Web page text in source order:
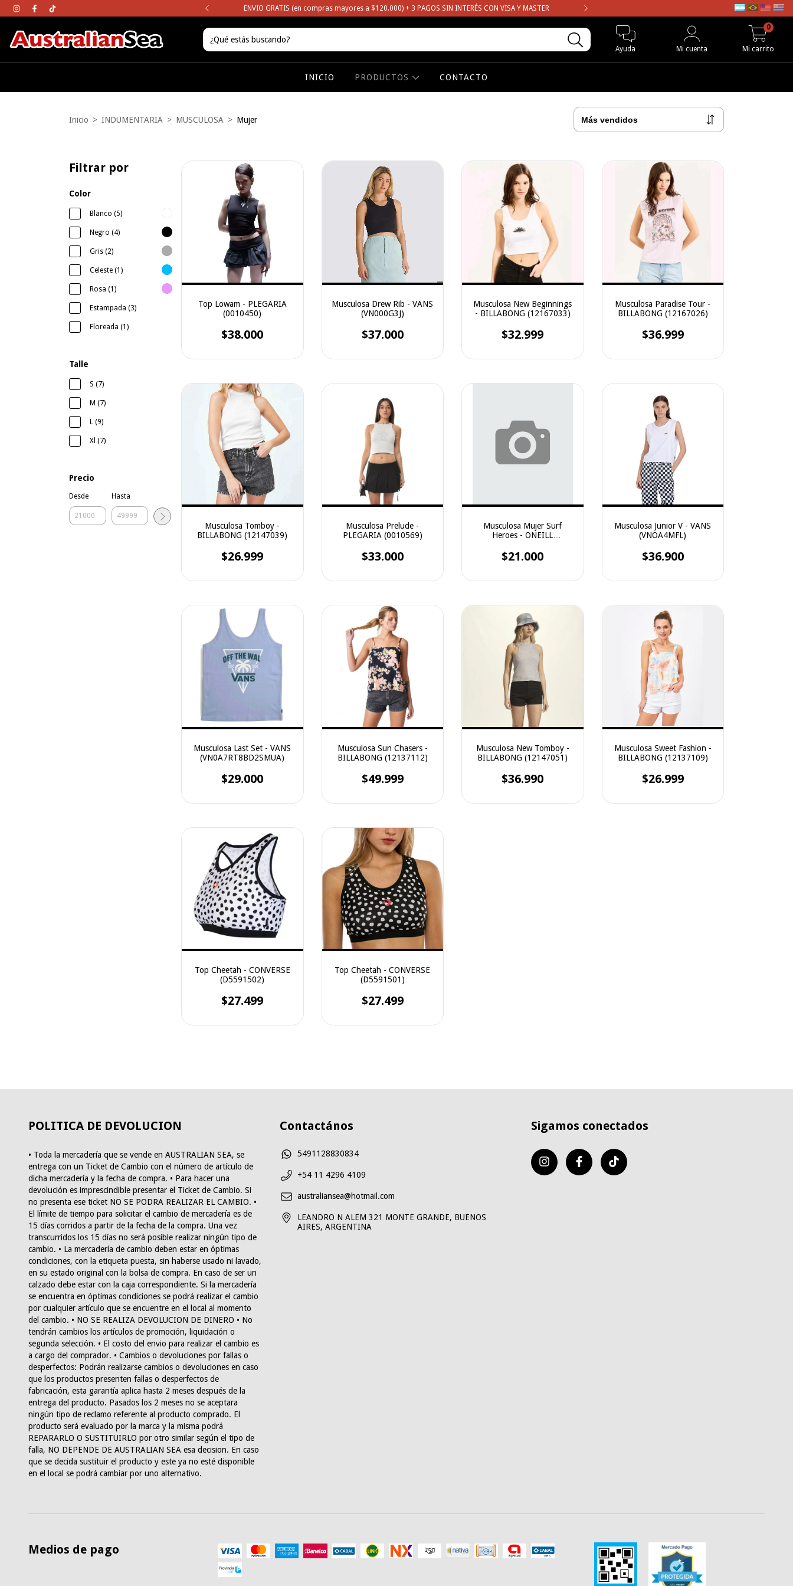
mayores a los $120.000 ENVIO GRATIS (en compras mayores a $120.000) + 3 PAGOS SIN INTERÉS CON VISA Y MASTER ENVIO GRATIS en compras
Ayuda Mi cuenta Mi carrito
0
INICIO PRODUCTOS CONTACTO
Inicio > INDUMENTARIA > MUSCULOSA > Mujer
Filtrar por
Color
Blanco (5)
Negro (4)
Gris (2)
Celeste (1)
Rosa (1)
Estampada (3)
Floreada (1)
Talle
S (7)
M (7)
L (9)
Xl (7)
Precio
Desde Hasta
Top Lowam - PLEGARIA
(0010450)
$38.000
Musculosa Drew Rib - VANS
(VN000G3J)
$37.000
Musculosa New Beginnings
- BILLABONG (12167033)
$32.999
Musculosa Paradise Tour -
BILLABONG (12167026)
$36.999
Musculosa Tomboy -
BILLABONG (12147039)
$26.999
Musculosa Prelude -
PLEGARIA (0010569)
$33.000
Musculosa Mujer Surf
Heroes - ONEILL
$21.000
Musculosa Junior V - VANS
(VNOA4MFL)
$36.900
Musculosa Last Set - VANS
(VN0A7RT8BD2SMUA)
$29.000
Musculosa Sun Chasers -
BILLABONG (12137112)
$49.999
Musculosa New Tomboy -
BILLABONG (12147051)
$36.990
Musculosa Sweet Fashion -
BILLABONG (12137109)
$26.999
Top Cheetah - CONVERSE
(D5591502)
$27.499
Top Cheetah - CONVERSE
(D5591501)
$27.499
POLITICA DE DEVOLUCION
• Toda la mercadería que se vende en AUSTRALIAN SEA, se
entrega con un Ticket de Cambio con el número de artículo de
dicha mercadería y la fecha de compra. • Para hacer una
devolución es imprescindible presentar el Ticket de Cambio. Si
no presenta ese ticket NO SE PODRA REALIZAR EL CAMBIO. •
El límite de tiempo para solicitar el cambio de mercadería es de
15 días corridos a partir de la fecha de la compra. Una vez
transcurridos los 15 días no será posible realizar ningún tipo de
cambio. • La mercadería de cambio deben estar en óptimas
condiciones, con la etiqueta puesta, sin haberse usado ni lavado,
en su estado original con la bolsa de compra. En caso de ser un
calzado debe estar con la caja correspondiente. Si la mercadería
se encuentra en óptimas condiciones se podrá realizar el cambio
por cualquier artículo que se encuentre en el local al momento
del cambio. • NO SE REALIZA DEVOLUCION DE DINERO • No
tendrán cambios los artículos de promoción, liquidación o
segunda selección. • El costo del envio para realizar el cambio es
a cargo del comprador. • Cambios o devoluciones por fallas o
desperfectos: Podrán realizarse cambios o devoluciones en caso
que los productos presenten fallas o desperfectos de
fabricación, esta garantía aplica hasta 2 meses después de la
entrega del producto. Pasados los 2 meses no se aceptara
ningún tipo de reclamo referente al producto comprado. El
producto será evaluado por la marca y la misma podrá
REPARARLO O SUSTITUIRLO por otro similar según el tipo de
falla, NO DEPENDE DE AUSTRALIAN SEA esa decision. En caso
que se decida sustituir el producto y este ya no esté disponible
en el local se podrá cambiar por uno alternativo.
Contactános
5491128830834
+54 11 4296 4109
australiansea@hotmail.com
LEANDRO N ALEM 321 MONTE GRANDE, BUENOS
AIRES, ARGENTINA
Sigamos conectados
Medios de pago